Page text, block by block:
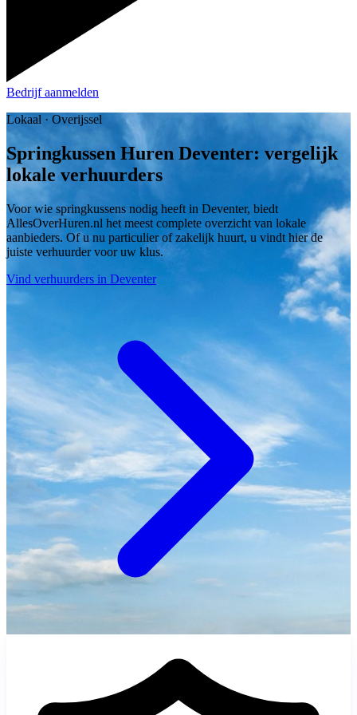
Bedrijf aanmelden
Lokaal · Overijssel
Springkussen Huren Deventer: vergelijk
lokale verhuurders
Voor wie springkussens nodig heeft in Deventer, biedt
AllesOverHuren.nl het meest complete overzicht van lokale
aanbieders. Of u nu particulier of zakelijk huurt, u vindt hier de
juiste verhuurder voor uw klus.
Vind verhuurders in Deventer